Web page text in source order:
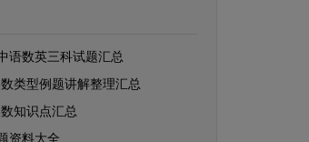
语数英三科试题汇总
类型例题讲解整理汇总
知识点汇总
资料大全